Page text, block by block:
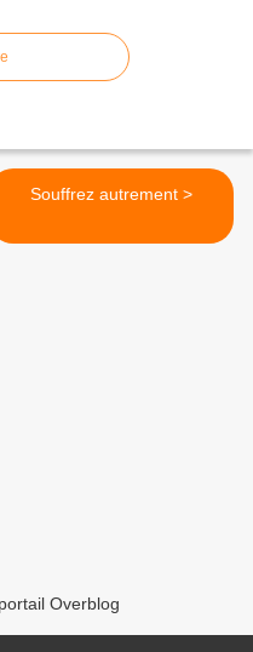
Souffrez autrement >
Overblog